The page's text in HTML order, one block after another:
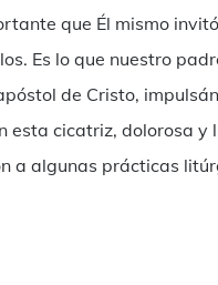
que Él mismo
Es lo que nuestro
de Cristo,
esta cicatriz, dolorosa
a algunas prácticas